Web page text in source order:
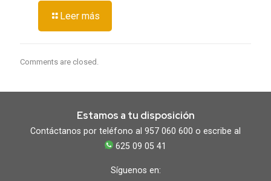
Leer más
Comments are closed.
Estamos a tu disposición
Contáctanos por teléfono al 957 060 600 o escribe al
625 09 05 41
Síguenos en: